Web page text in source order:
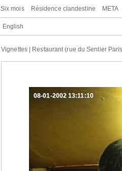
Six mois Résidence clandestine META
English
Vignettes| Restaurant (rue du Sentier
08-01-2002 13:11:10